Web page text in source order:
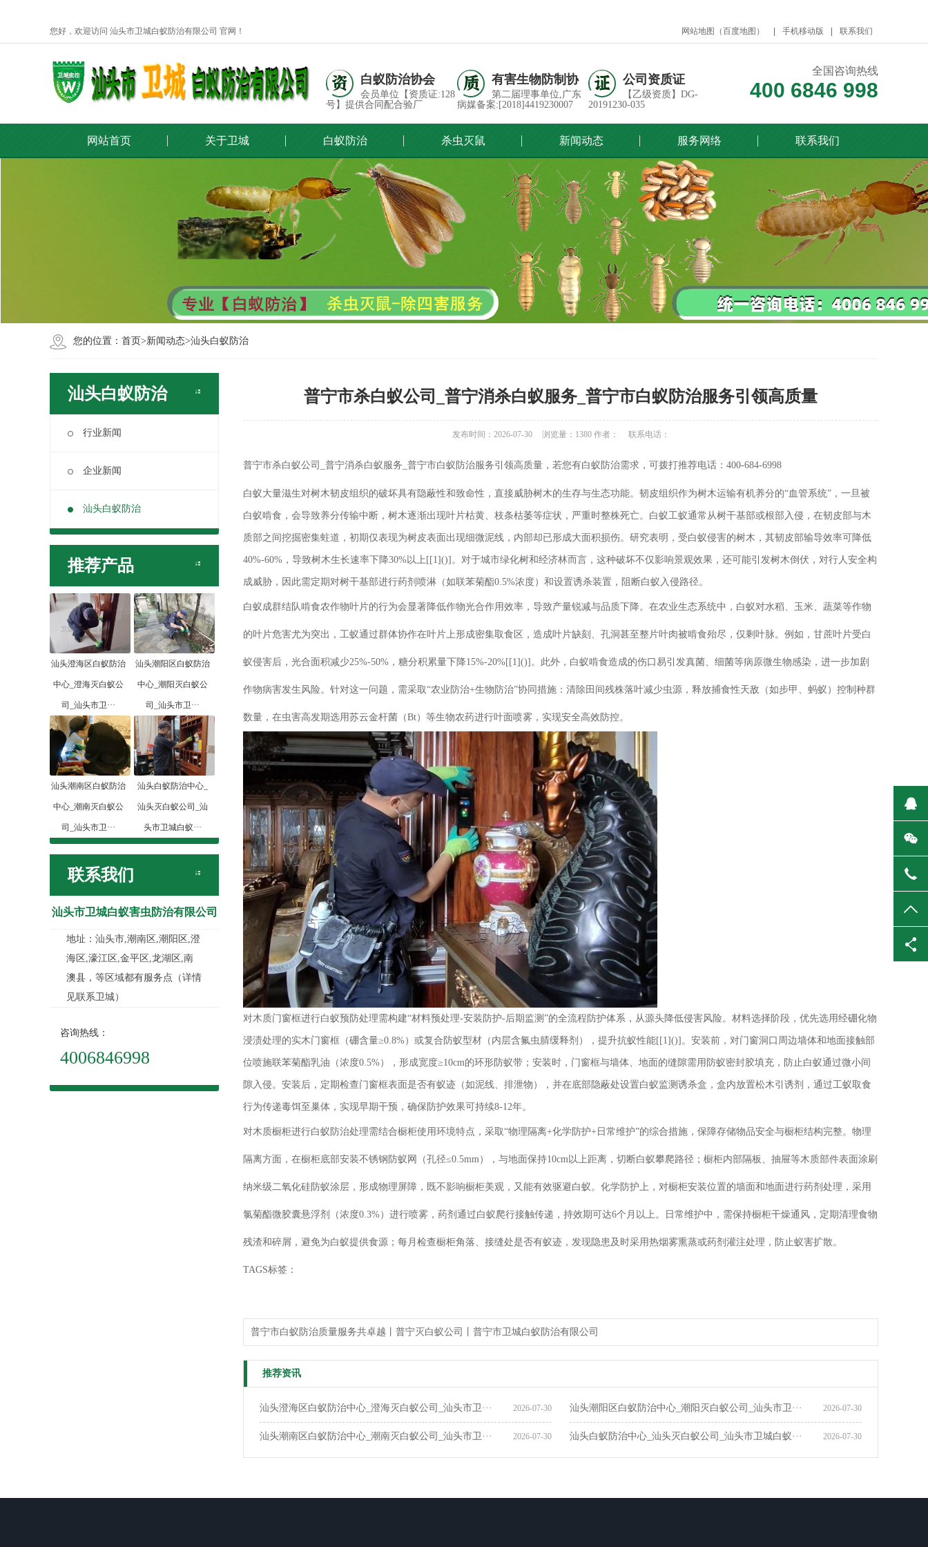
网站地图 （百度地图 ） 手机移动版 联系我们
您好，欢迎访问 汕头市卫城白蚁防治有限公司 官网！
白蚁防治协会
会员单位【资质证:128
号】提供合同配合验厂
有害生物防制协
第二届理事单位,广东
病媒备案:[2018]4419230007
公司资质证
【乙级资质】DG-
20191230-035
全国咨询热线
400 6846 998
网站首页 关于卫城 白蚁防治 杀虫灭鼠 新闻动态 服务网络 联系我们
您的位置： 首页>新闻动态>汕头白蚁防治
汕头白蚁防治
行业新闻
企业新闻
汕头白蚁防治
推荐产品
汕头澄海区白蚁防治
中心_澄海灭白蚁公
司_汕头市卫···
汕头潮阳区白蚁防治
中心_潮阳灭白蚁公
司_汕头市卫···
汕头潮南区白蚁防治
中心_潮南灭白蚁公
司_汕头市卫···
汕头白蚁防治中心_
汕头灭白蚁公司_汕
头市卫城白蚁···
联系我们
汕头市卫城白蚁害虫防治有限公司
地址：汕头市,潮南区,潮阳区,澄
海区,濠江区,金平区,龙湖区,南
澳县，等区域都有服务点（详情
见联系卫城）
咨询热线：
4006846998
普宁市杀白蚁公司_普宁消杀白蚁服务_普宁市白蚁防治服务引领高质量
发布时间：2026-07-30 浏览量： 1380作者： 联系电话：
普宁市杀白蚁公司_普宁消杀白蚁服务_普宁市白蚁防治服务引领高质量，若您有白蚁防治需求，可拨打推荐电话：400-684-6998
白蚁大量滋生对树木韧皮组织的破坏具有隐蔽性和致命性，直接威胁树木的生存与生态功能。韧皮组织作为树木运输有机养分的“血管系统”，一旦被
白蚁啃食，会导致养分传输中断，树木逐渐出现叶片枯黄、枝条枯萎等症状，严重时整株死亡。白蚁工蚁通常从树干基部或根部入侵，在韧皮部与木
质部之间挖掘密集蛀道，初期仅表现为树皮表面出现细微泥线，内部却已形成大面积损伤。研究表明，受白蚁侵害的树木，其韧皮部输导效率可降低
40%-60%，导致树木生长速率下降30%以上[[1]()]。对于城市绿化树和经济林而言，这种破坏不仅影响景观效果，还可能引发树木倒伏，对行人安全构
成威胁，因此需定期对树干基部进行药剂喷淋（如联苯菊酯0.5%浓度）和设置诱杀装置，阻断白蚁入侵路径。
白蚁成群结队啃食农作物叶片的行为会显著降低作物光合作用效率，导致产量锐减与品质下降。在农业生态系统中，白蚁对水稻、玉米、蔬菜等作物
的叶片危害尤为突出，工蚁通过群体协作在叶片上形成密集取食区，造成叶片缺刻、孔洞甚至整片叶肉被啃食殆尽，仅剩叶脉。例如，甘蔗叶片受白
蚁侵害后，光合面积减少25%-50%，糖分积累量下降15%-20%[[1]()]。此外，白蚁啃食造成的伤口易引发真菌、细菌等病原微生物感染，进一步加剧
作物病害发生风险。针对这一问题，需采取“农业防治+生物防治”协同措施：清除田间残株落叶减少虫源，释放捕食性天敌（如步甲、蚂蚁）控制种群
数量，在虫害高发期选用苏云金杆菌（Bt）等生物农药进行叶面喷雾，实现安全高效防控。
对木质门窗框进行白蚁预防处理需构建“材料预处理-安装防护-后期监测”的全流程防护体系，从源头降低侵害风险。材料选择阶段，优先选用经硼化物
浸渍处理的实木门窗框（硼含量≥0.8%）或复合防蚁型材（内层含氟虫腈缓释剂），提升抗蚁性能[[1]()]。安装前，对门窗洞口周边墙体和地面接触部
位喷施联苯菊酯乳油（浓度0.5%），形成宽度≥10cm的环形防蚁带；安装时，门窗框与墙体、地面的缝隙需用防蚁密封胶填充，防止白蚁通过微小间
隙入侵。安装后，定期检查门窗框表面是否有蚁迹（如泥线、排泄物），并在底部隐蔽处设置白蚁监测诱杀盒，盒内放置松木引诱剂，通过工蚁取食
行为传递毒饵至巢体，实现早期干预，确保防护效果可持续8-12年。
对木质橱柜进行白蚁防治处理需结合橱柜使用环境特点，采取“物理隔离+化学防护+日常维护”的综合措施，保障存储物品安全与橱柜结构完整。物理
隔离方面，在橱柜底部安装不锈钢防蚁网（孔径≤0.5mm），与地面保持10cm以上距离，切断白蚁攀爬路径；橱柜内部隔板、抽屉等木质部件表面涂刷
纳米级二氧化硅防蚁涂层，形成物理屏障，既不影响橱柜美观，又能有效驱避白蚁。化学防护上，对橱柜安装位置的墙面和地面进行药剂处理，采用
氯菊酯微胶囊悬浮剂（浓度0.3%）进行喷雾，药剂通过白蚁爬行接触传递，持效期可达6个月以上。日常维护中，需保持橱柜干燥通风，定期清理食物
残渣和碎屑，避免为白蚁提供食源；每月检查橱柜角落、接缝处是否有蚁迹，发现隐患及时采用热烟雾熏蒸或药剂灌注处理，防止蚁害扩散。
TAGS标签：
普宁市白蚁防治质量服务共卓越丨普宁灭白蚁公司丨普宁市卫城白蚁防治有限公司
普宁市白蚁防治中心_(质量护航优服务)_普宁家居装修白蚁预防服务机构
推荐资讯
2026-07-30
汕头澄海区白蚁防治中心_澄海灭白蚁公司_汕头市卫··· 2026-07-30
汕头潮阳区白蚁防治中心_潮阳灭白蚁公司_汕头市卫···
2026-07-30
汕头潮南区白蚁防治中心_潮南灭白蚁公司_汕头市卫··· 2026-07-30
汕头白蚁防治中心_汕头灭白蚁公司_汕头市卫城白蚁···
在
微